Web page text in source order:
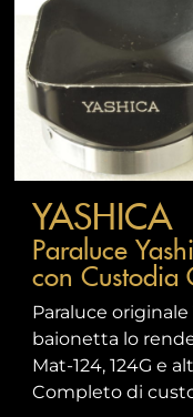
YASHICA
Paraluce
con Custodia
Paraluce originale
baionetta lo
Mat-124, 124G e
Completo di